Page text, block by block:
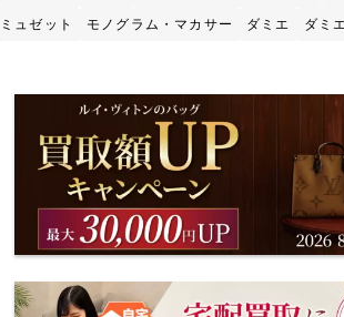
ミュゼット モノグラム・マカサー ダミエ ダミ